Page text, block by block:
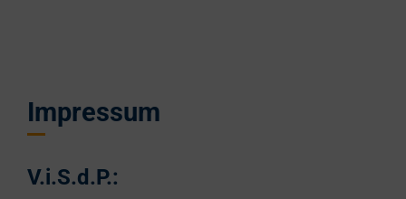
Impressum
V.i.S.d.P.: